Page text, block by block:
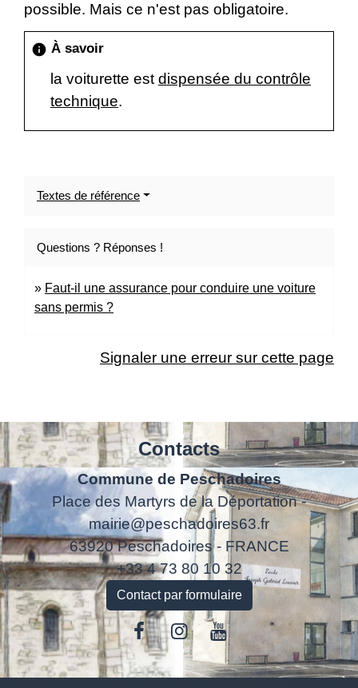
possible. Mais ce n'est pas obligatoire.
info À savoir
la voiturette estdispensée du contrôle
technique.
Textes de référence
Questions ? Réponses !
Faut-il une assurance pour conduire une voiture
sans permis ?
Signaler une erreur sur cette page
Contacts
Commune de Peschadoires
Place des Martyrs de la Déportation -
mairie@peschadoires63.fr
63920 Peschadoires - FRANCE
+33 4 73 80 10 32
Contact par formulaire